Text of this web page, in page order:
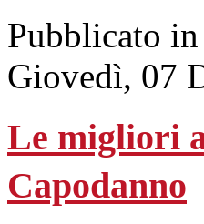
Pubblicato in
Giovedì, 07
Le migliori
Capodanno